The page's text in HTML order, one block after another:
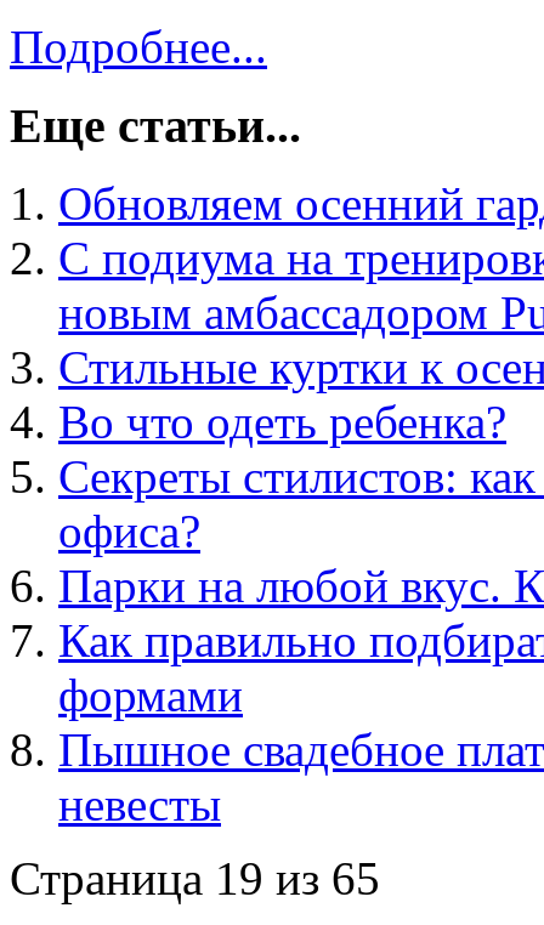
Подробнее...
Еще статьи...
Обновляем осенний
С подиума на
новым амбассадором
Стильные куртки к
Во что одеть ребенка?
Секреты стилистов:
офиса?
Парки на любой вкус.
Как правильно
формами
Пышное свадебное
невесты
Страница 19 из 65